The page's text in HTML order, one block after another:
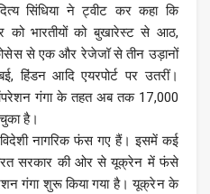
सिंधिया ने ट्वीट कर कहा कि
को भारतीयों को बुखारेस्ट से आठ,
से एक और रेजेजॉ से तीन उड़ानों
हिंडन आदि एयरपोर्ट पर उतरीं।
गंगा के तहत अब तक 17,000
है।
नागरिक फंस गए हैं। इसमें कई
सरकार की ओर से यूक्रेन में फंसे
गंगा शुरू किया गया है। यूक्रेन के